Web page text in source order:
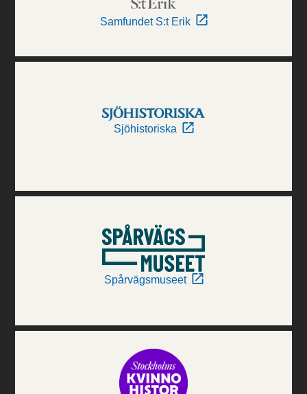
Samfundet S:t Erik
Sjöhistoriska
Spårvägsmuseet